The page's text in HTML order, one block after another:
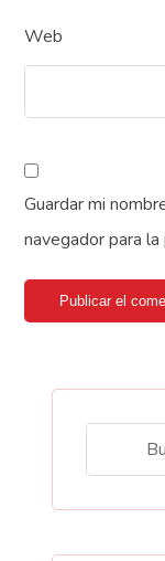
Web
Guardar mi
navegador para
Publicar el